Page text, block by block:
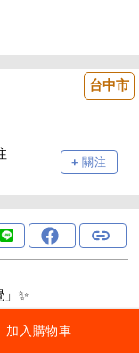
台中市
+ 關注
✨
加入購物車